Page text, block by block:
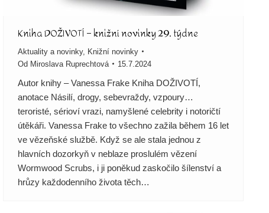
Kniha DOŽIVOTÍ – knižní novinky 29. týdne
Aktuality a novinky, Knižní novinky
Od Miroslava Ruprechtová 15.7.2024
Autor knihy – Vanessa Frake Kniha DOŽIVOTÍ,
anotace Násilí, drogy, sebevraždy, vzpoury…
teroristé, sérioví vrazi, namyšlené celebrity i notoričtí
útěkáři. Vanessa Frake to všechno zažila během 16 let
ve vězeňské službě. Když se ale stala jednou z
hlavních dozorkyň v neblaze proslulém vězení
Wormwood Scrubs, i ji poněkud zaskočilo šílenství a
hrůzy každodenního života těch…